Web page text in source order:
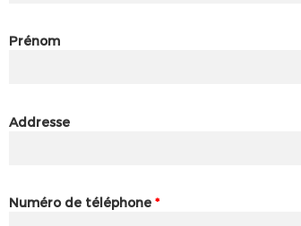
Prénom
Addresse
Numéro de téléphone *